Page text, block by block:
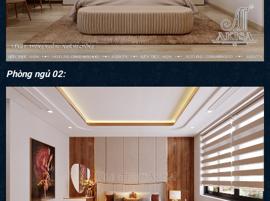
Phòng ngủ 02: